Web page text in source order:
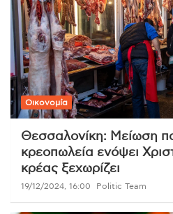
Οικονομία
Θεσσαλονίκη: Μείωση
κρεοπωλεία ενόψει
κρέας ξεχωρίζει
19/12/2024, 16:00 Politic Team